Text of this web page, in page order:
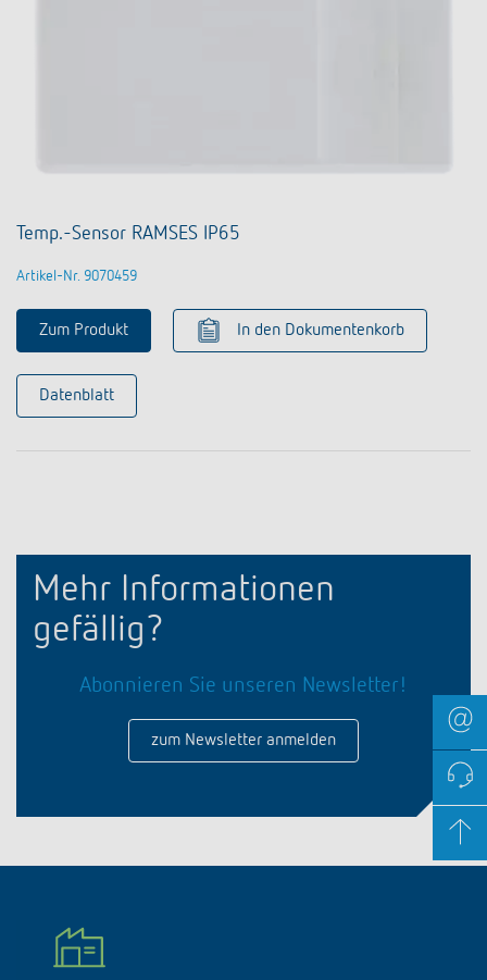
Temp.-Sensor RAMSES IP65
Artikel-Nr. 9070459
Zum Produkt In den Dokumentenkorb
Datenblatt
Mehr Informationen
gefällig?
Abonnieren Sie unseren Newsletter!
zum Newsletter anmelden